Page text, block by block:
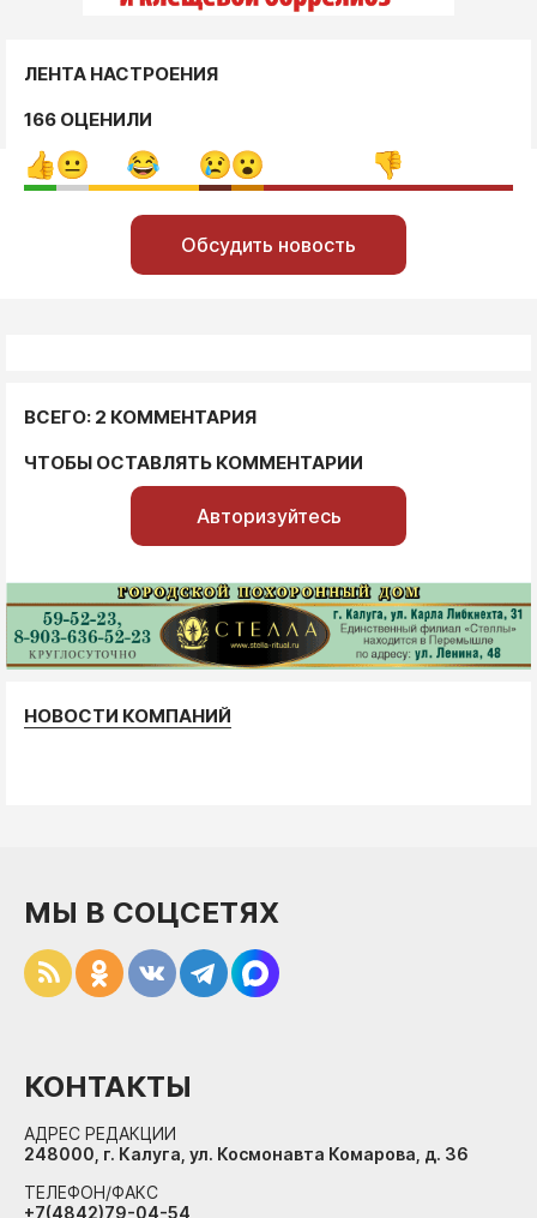
ЛЕНТА НАСТРОЕНИЯ
166 ОЦЕНИЛИ
Обсудить новость
ВСЕГО: 2 КОММЕНТАРИЯ
ЧТОБЫ ОСТАВЛЯТЬ КОММЕНТАРИИ
Авторизуйтесь
НОВОСТИ КОМПАНИЙ
МЫ В СОЦСЕТЯХ
КОНТАКТЫ
АДРЕС РЕДАКЦИИ
248000, г. Калуга, ул. Космонавта Комарова, д. 36
ТЕЛЕФОН/ФАКС
+7(4842)79-04-54